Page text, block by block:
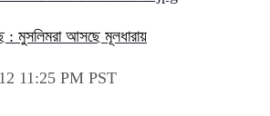
: মুসলিমরা আসছে মূলধারায়
11:25 PM PST